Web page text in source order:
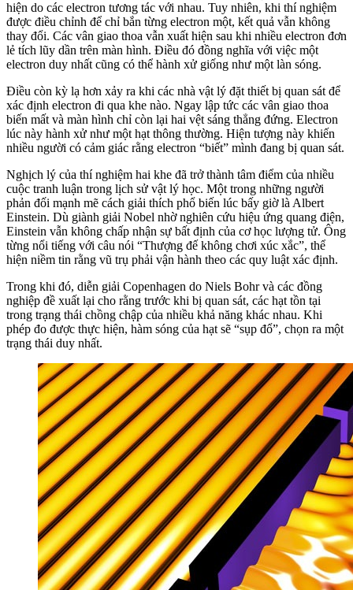
hiện do các electron tương tác với nhau. Tuy nhiên, khi thí nghiệm
được điều chỉnh để chỉ bắn từng electron một, kết quả vẫn không
thay đổi. Các vân giao thoa vẫn xuất hiện sau khi nhiều electron đơn
lẻ tích lũy dần trên màn hình. Điều đó đồng nghĩa với việc một
electron duy nhất cũng có thể hành xử giống như một làn sóng.
Điều còn kỳ lạ hơn xảy ra khi các nhà vật lý đặt thiết bị quan sát để
xác định electron đi qua khe nào. Ngay lập tức các vân giao thoa
biến mất và màn hình chỉ còn lại hai vệt sáng thẳng đứng. Electron
lúc này hành xử như một hạt thông thường. Hiện tượng này khiến
nhiều người có cảm giác rằng electron “biết” mình đang bị quan sát.
Nghịch lý của thí nghiệm hai khe đã trở thành tâm điểm của nhiều
cuộc tranh luận trong lịch sử vật lý học. Một trong những người
phản đối mạnh mẽ cách giải thích phổ biến lúc bấy giờ là Albert
Einstein. Dù giành giải Nobel nhờ nghiên cứu hiệu ứng quang điện,
Einstein vẫn không chấp nhận sự bất định của cơ học lượng tử. Ông
từng nổi tiếng với câu nói “Thượng đế không chơi xúc xắc”, thể
hiện niềm tin rằng vũ trụ phải vận hành theo các quy luật xác định.
Trong khi đó, diễn giải Copenhagen do Niels Bohr và các đồng
nghiệp đề xuất lại cho rằng trước khi bị quan sát, các hạt tồn tại
trong trạng thái chồng chập của nhiều khả năng khác nhau. Khi
phép đo được thực hiện, hàm sóng của hạt sẽ “sụp đổ”, chọn ra một
trạng thái duy nhất.